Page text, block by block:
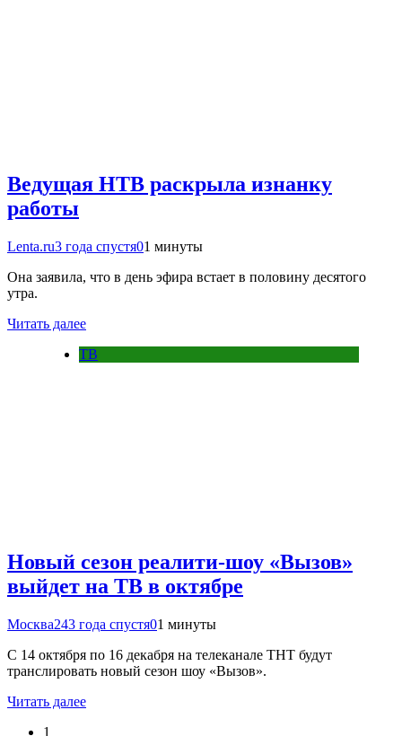
Ведущая НТВ раскрыла изнанку
работы
Lenta.ru3 года спустя01 минуты
Она заявила, что в день эфира встает в половину десятого
утра.
Читать далее
ТВ
Новый сезон реалити-шоу «Вызов»
выйдет на ТВ в октябре
Москва243 года спустя01 минуты
С 14 октября по 16 декабря на телеканале ТНТ будут
транслировать новый сезон шоу «Вызов».
Читать далее
1